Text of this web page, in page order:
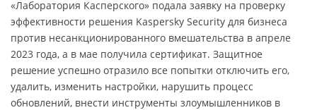
«Лаборатория Касперского» подала заявку на проверку
эффективности решения Kaspersky Security для бизнеса
против несанкционированного вмешательства в апреле
2023 года, а в мае получила сертификат. Защитное
решение успешно отразило все попытки отключить его,
удалить, изменить настройки, нарушить процесс
обновлений, внести инструменты злоумышленников в